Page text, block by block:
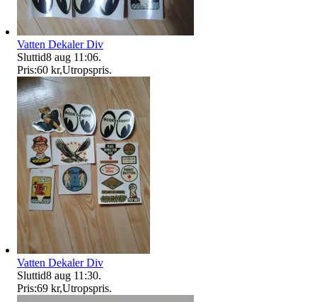
Vatten Dekaler Div
Sluttid8 aug 11:06.
Pris:60 kr,Utropspris.
Vatten Dekaler Div
Sluttid8 aug 11:30.
Pris:69 kr,Utropspris.